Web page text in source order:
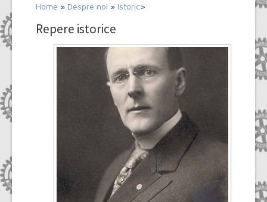
Despre noi
Evenimente
Home » Despre noi » Istoric>
Repere istorice